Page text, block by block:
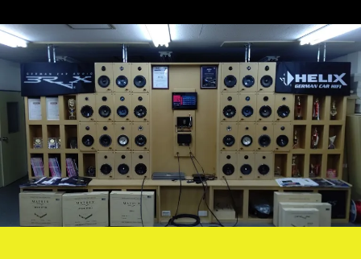
ー
ド
に
ス
ピ
ー
カ
ー
を
追
加
し